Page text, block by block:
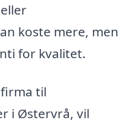
koste mere, men
for kvalitet.
til
i Østervrå, vil